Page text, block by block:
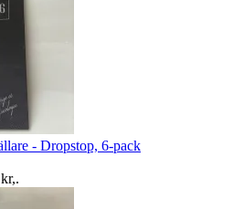
- Dropstop, 6-pack
,.